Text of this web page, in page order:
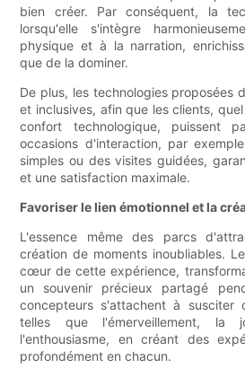
bien créer. Par conséquent, la
lorsqu'elle s'intègre
physique et à la narration,
que de la dominer.
De plus, les technologies proposées
et inclusives, afin que les clients,
confort technologique, puissent
occasions d'interaction, par
simples ou des visites guidées,
et une satisfaction maximale.
Favoriser le lien émotionnel et la
L'essence même des parcs
création de moments inoubliables.
cœur de cette expérience,
un souvenir précieux partagé
concepteurs s'attachent à susciter
telles que l'émerveillement, la
l'enthousiasme, en créant des
profondément en chacun.